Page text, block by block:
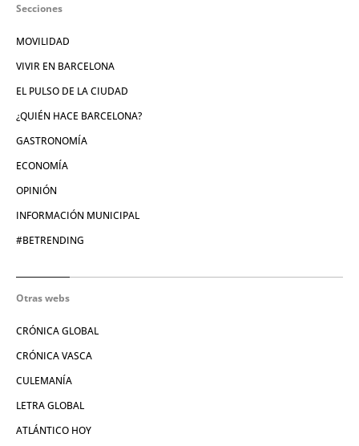
Secciones
MOVILIDAD
VIVIR EN BARCELONA
EL PULSO DE LA CIUDAD
¿QUIÉN HACE BARCELONA?
GASTRONOMÍA
ECONOMÍA
OPINIÓN
INFORMACIÓN MUNICIPAL
#BETRENDING
Otras webs
CRÓNICA GLOBAL
CRÓNICA VASCA
CULEMANÍA
LETRA GLOBAL
ATLÁNTICO HOY